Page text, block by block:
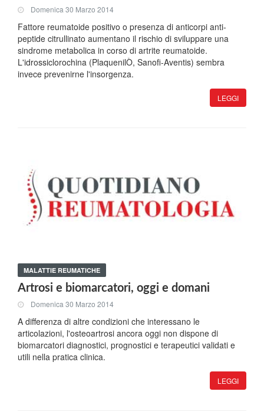
Domenica 30 Marzo 2014
Fattore reumatoide positivo o presenza di anticorpi anti-
peptide citrullinato aumentano il rischio di sviluppare una
sindrome metabolica in corso di artrite reumatoide.
L'idrossiclorochina (PlaquenilÒ, Sanofi-Aventis) sembra
invece prevenirne l'insorgenza.
LEGGI
MALATTIE REUMATICHE
Artrosi e biomarcatori, oggi e domani
Domenica 30 Marzo 2014
A differenza di altre condizioni che interessano le
articolazioni, l'osteoartrosi ancora oggi non dispone di
biomarcatori diagnostici, prognostici e terapeutici validati e
utili nella pratica clinica.
LEGGI